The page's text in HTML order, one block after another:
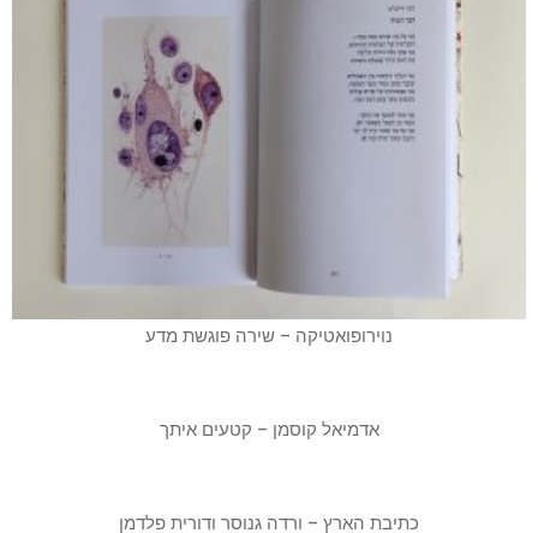
נוירופואטיקה – שירה פוגשת מדע
אדמיאל קוסמן – קטעים איתך
כתיבת הארץ – ורדה גנוסר ודורית פלדמן